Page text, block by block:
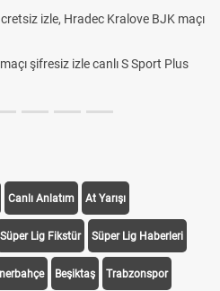
izle, Hradec Kralove BJK maçı
şifresiz izle canlı S Sport Plus
Canlı Anlatım At Yarışı
Süper Lig Fikstür Süper Lig Haberleri
Beşiktaş Trabzonspor